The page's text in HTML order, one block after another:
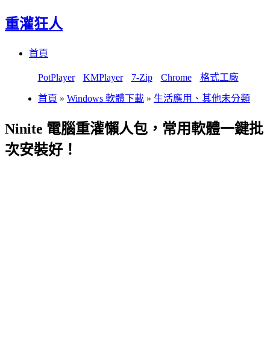
重灌狂人
首頁
PotPlayer KMPlayer 7-Zip Chrome 格式工廠
首頁 » Windows 軟體下載 » 生活應用、其他未分類
Ninite 電腦重灌懶人包，常用軟體一鍵批
次安裝好！